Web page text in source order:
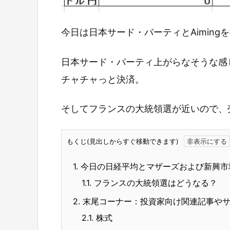
今日は日本サード・パーティとAiming
日本サード・パーティ上がらなそうな
チャチャっと決済。
そしてフランスの大統領選が近いので
もくじ(見出しからすぐ移動できます)
1. 今日の日経平均とマザーズおよび新興
1.1. フランスの大統領選はどうなる？
2. 末尾コーナー：投資家向け関連記事や
2.1. 株式